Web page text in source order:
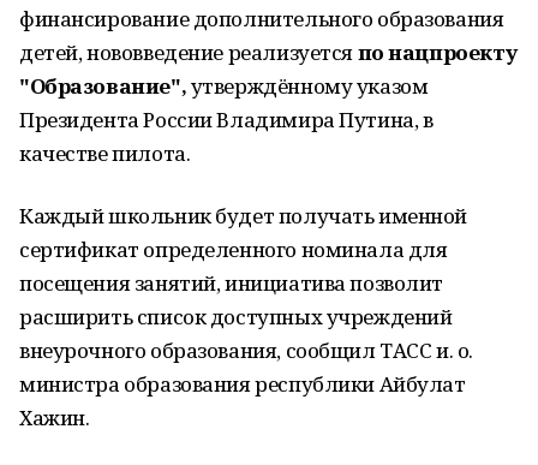
финансирование дополнительного образования
детей, нововведение реализуетсяпо нацпроекту
"Образование",утверждённому указом
Президента России Владимира Путина, в
качестве пилота.
Каждый школьник будет получать именной
сертификат определенного номинала для
посещения занятий, инициатива позволит
расширить список доступных учреждений
внеурочного образования, сообщил ТАСС и. о.
министра образования республики Айбулат
Хажин.